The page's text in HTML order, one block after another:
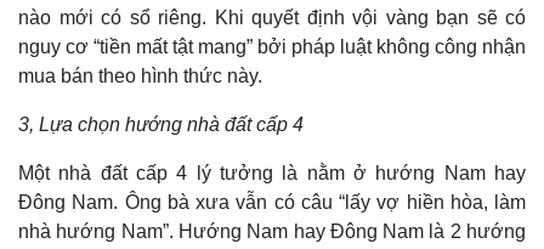
nào mới có sổ riêng. Khi quyết định vội vàng bạn sẽ có
nguy cơ “tiền mất tật mang” bởi pháp luật không công nhận
mua bán theo hình thức này.
3, Lựa chọn hướng nhà đất cấp 4
Một nhà đất cấp 4 lý tưởng là nằm ở hướng Nam hay
Đông Nam. Ông bà xưa vẫn có câu “lấy vợ hiền hòa, làm
nhà hướng Nam”. Hướng Nam hay Đông Nam là 2 hướng